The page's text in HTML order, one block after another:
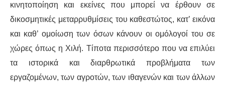
κινητοποίηση και εκείνες που μπορεί να έρθουνσε
δικοσμητικές μεταρρυθμίσεις του καθεστώτος, κατ’ εικόνα
και καθ’ ομοίωση των όσων κάνουν οιομόλογοί του σε
χώρες όπως η Χιλή. Τίποτα περισσότερο που να επιλύει
τα ιστορικά και διαρθρωτικά προβλήματα των
εργαζομένων, των αγροτών, των ιθαγενών και τωνάλλων